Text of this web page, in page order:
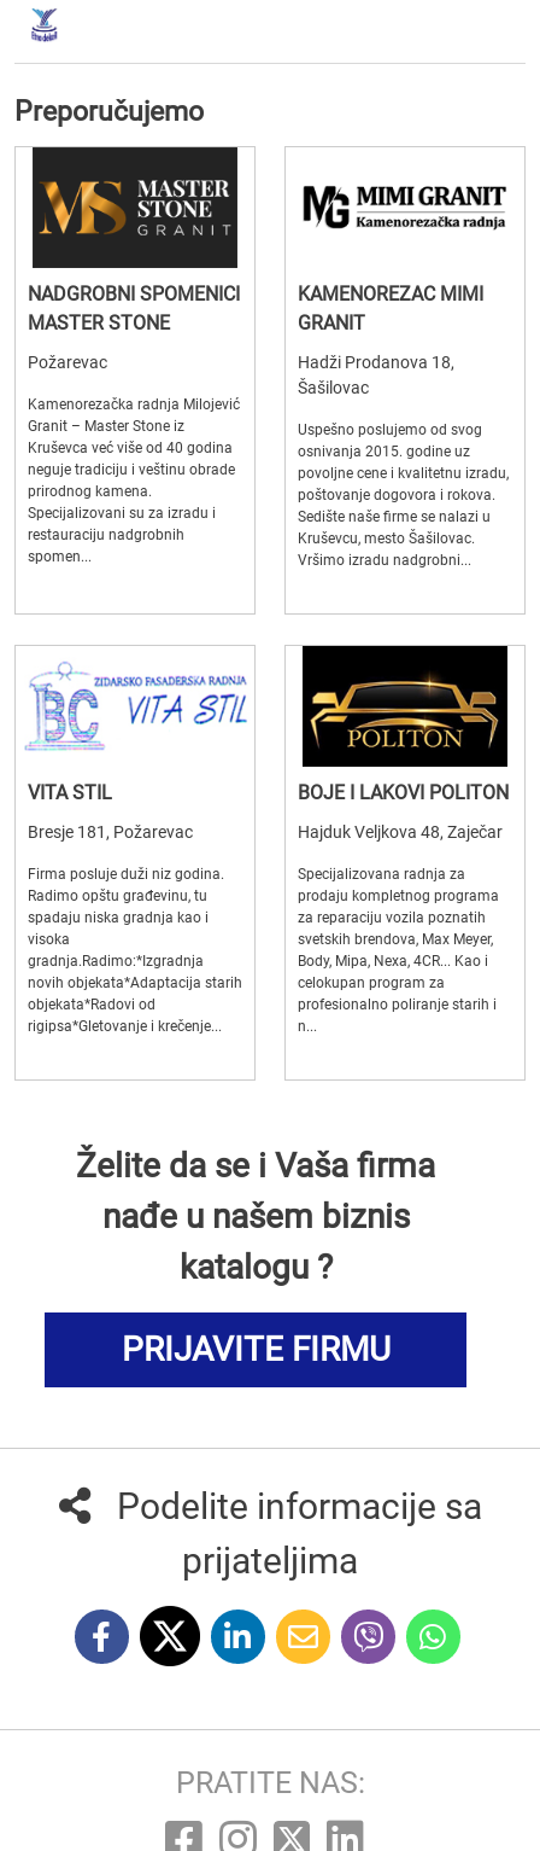
Preporučujemo
NADGROBNI SPOMENICI
MASTER STONE
Požarevac
Kamenorezačka radnja Milojević
Granit – Master Stone iz
Kruševca već više od 40 godina
neguje tradiciju i veštinu obrade
prirodnog kamena.
Specijalizovani su za izradu i
restauraciju nadgrobnih
spomen...
KAMENOREZAC MIMI
GRANIT
Hadži Prodanova 18,
Šašilovac
Uspešno poslujemo od svog
osnivanja 2015. godine uz
povoljne cene i kvalitetnu izradu,
poštovanje dogovora i rokova.
Sedište naše firme se nalazi u
Kruševcu, mesto Šašilovac.
Vršimo izradu nadgrobni...
VITA STIL
Bresje 181, Požarevac
Firma posluje duži niz godina.
Radimo opštu građevinu, tu
spadaju niska gradnja kao i
visoka
gradnja.Radimo:*Izgradnja
novih objekata*Adaptacija starih
objekata*Radovi od
rigipsa*Gletovanje i krečenje...
BOJE I LAKOVI POLITON
Hajduk Veljkova 48, Zaječar
Specijalizovana radnja za
prodaju kompletnog programa
za reparaciju vozila poznatih
svetskih brendova, Max Meyer,
Body, Mipa, Nexa, 4CR... Kao i
celokupan program za
profesionalno poliranje starih i
n...
Želite da se i Vaša firma
nađe u našem biznis
katalogu ?
PRIJAVITE FIRMU
Podelite informacije sa
prijateljima
PRATITE NAS: